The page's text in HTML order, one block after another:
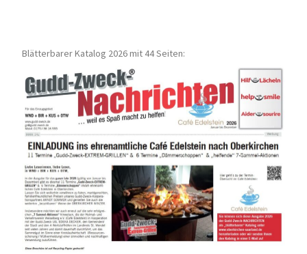
Blätterbarer Katalog 2026 mit 44 Seiten: